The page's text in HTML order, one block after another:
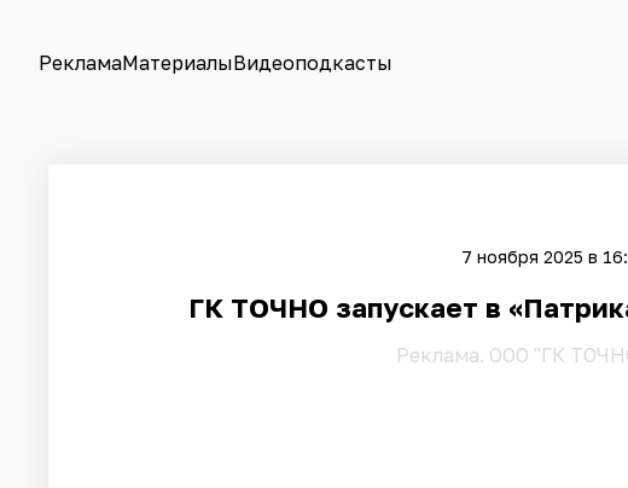
РекламаМатериалыВидеоподкасты
7 ноября 2025 в
ГК ТОЧНО запускает в
Pеклама. ООО "ГК